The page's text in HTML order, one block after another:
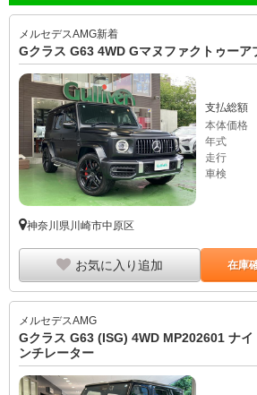
メルセデスAMG新着
Gクラス G63 4WD Gマヌファクトゥーア
支払総額
本体価格
年式
走行
車検
神奈川県川崎市中原区
お気に入り追加 在庫
メルセデスAMG
Gクラス G63 (ISG) 4WD MP202601 ナ
ンチレーター